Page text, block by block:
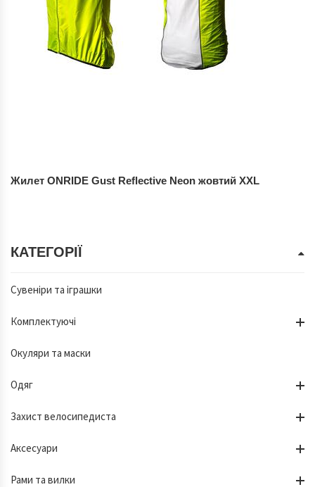
Жилет ONRIDE Gust Reflective Neon жовтий XXL
КАТЕГОРІЇ
Сувеніри та іграшки
Комплектуючі
Окуляри та маски
Одяг
Захист велосипедиста
Аксесуари
Рами та вилки